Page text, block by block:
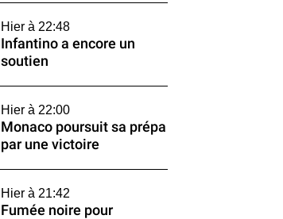
Hier à 22:48
Infantino a encore un
soutien
Hier à 22:00
Monaco poursuit sa prépa
par une victoire
Hier à 21:42
Fumée noire pour